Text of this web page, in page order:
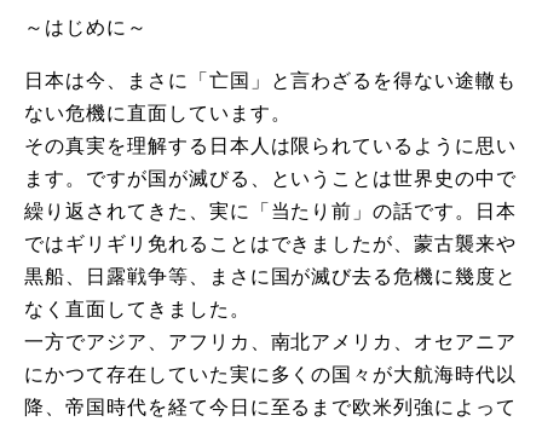
～はじめに～
日本は今、まさに「亡国」と言わざるを得ない途轍も
ない危機に直面しています。
その真実を理解する日本人は限られているように思い
ます。ですが国が滅びる、ということは世界史の中で
繰り返されてきた、実に「当たり前」の話です。日本
ではギリギリ免れることはできましたが、蒙古襲来や
黒船、日露戦争等、まさに国が滅び去る危機に幾度と
なく直面してきました。
一方でアジア、アフリカ、南北アメリカ、オセアニア
にかつて存在していた実に多くの国々が大航海時代以
降、帝国時代を経て今日に至るまで欧米列強によって